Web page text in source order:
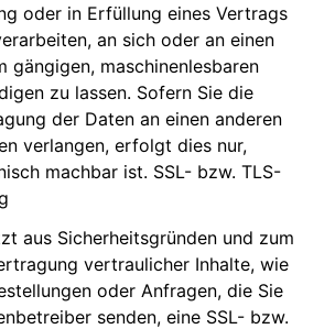
oder in Erfüllung eines Vertrags
an sich oder an einen
gängigen, maschinenlesbaren
zu lassen. Sofern Sie die
der Daten an einen anderen
verlangen, erfolgt dies nur,
machbar ist. SSL- bzw. TLS-
aus Sicherheitsgründen und zum
vertraulicher Inhalte, wie
oder Anfragen, die Sie
senden, eine SSL- bzw.